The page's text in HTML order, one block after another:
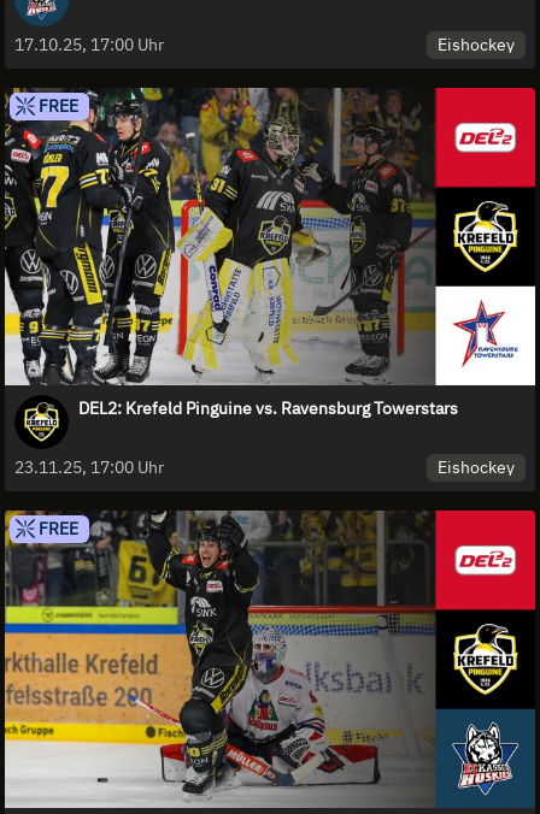
17.10.25, 17:00 Uhr Eishockey
FREE
DEL2: Krefeld Pinguine vs. Ravensburg Towerstars
23.11.25, 17:00 Uhr Eishockey
FREE